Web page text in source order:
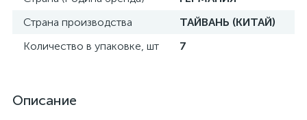
Страна производства
ТАЙВАНЬ (КИТАЙ)
Количество в упаковке, шт
7
Описание